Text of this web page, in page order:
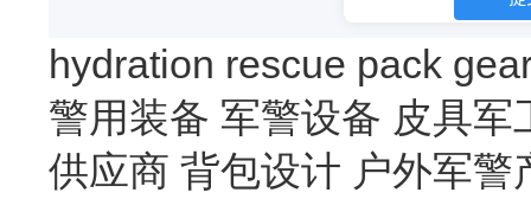
hydration rescue pack
警用装备 军警设备 皮具军
供应商 背包设计 户外军警